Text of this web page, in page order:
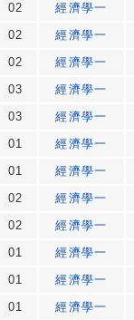
02
經濟學一
02
經濟學一
02
經濟學一
03
經濟學一
03
經濟學一
01
經濟學一
01
經濟學一
02
經濟學一
02
經濟學一
01
經濟學一
01
經濟學一
01
經濟學一